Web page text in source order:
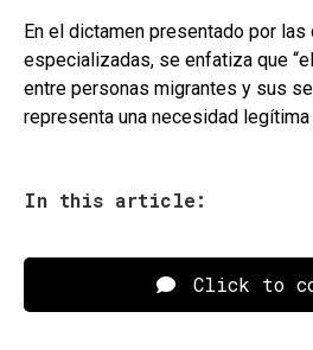
En el dictamen presentado por
especializadas, se enfatiza que
entre personas migrantes y sus
representa una necesidad legítima
In this article:
Click to